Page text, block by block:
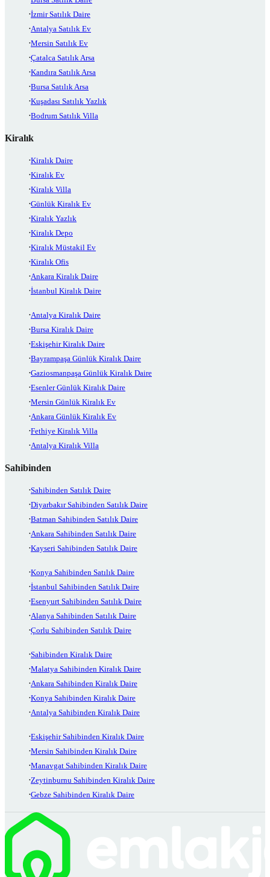
İzmir Satılık Daire
Antalya Satılık Ev
Mersin Satılık Ev
Çatalca Satılık Arsa
Kandıra Satılık Arsa
Bursa Satılık Arsa
Kuşadası Satılık Yazlık
Bodrum Satılık Villa
Kiralık
Kiralık Daire
Kiralık Ev
Kiralık Villa
Günlük Kiralık Ev
Kiralık Yazlık
Kiralık Depo
Kiralık Müstakil Ev
Kiralık Ofis
Ankara Kiralık Daire
İstanbul Kiralık Daire
Antalya Kiralık Daire
Bursa Kiralık Daire
Eskişehir Kiralık Daire
Bayrampaşa Günlük Kiralık Daire
Gaziosmanpaşa Günlük Kiralık Daire
Esenler Günlük Kiralık Daire
Mersin Günlük Kiralık Ev
Ankara Günlük Kiralık Ev
Fethiye Kiralık Villa
Antalya Kiralık Villa
Sahibinden
Sahibinden Satılık Daire
Diyarbakır Sahibinden Satılık Daire
Batman Sahibinden Satılık Daire
Ankara Sahibinden Satılık Daire
Kayseri Sahibinden Satılık Daire
Konya Sahibinden Satılık Daire
İstanbul Sahibinden Satılık Daire
Esenyurt Sahibinden Satılık Daire
Alanya Sahibinden Satılık Daire
Çorlu Sahibinden Satılık Daire
Sahibinden Kiralık Daire
Malatya Sahibinden Kiralık Daire
Ankara Sahibinden Kiralık Daire
Konya Sahibinden Kiralık Daire
Antalya Sahibinden Kiralık Daire
Eskişehir Sahibinden Kiralık Daire
Mersin Sahibinden Kiralık Daire
Manavgat Sahibinden Kiralık Daire
Zeytinburnu Sahibinden Kiralık Daire
Gebze Sahibinden Kiralık Daire